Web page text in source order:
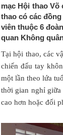
mạc Hội thao Võ
thao có các
viên thuộc 6
quan Không
Tại hội thao, các
chiến đấu tay
một lần theo lứa
thời gian nghỉ
cao hơn hoặc đối